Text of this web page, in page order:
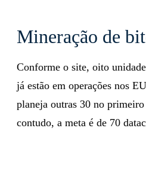
Mineração de
Conforme o site, oito
já estão em operações nos
planeja outras 30 no primeiro
contudo, a meta é de 70